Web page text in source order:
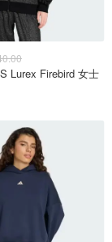
Lurex Firebird 女士